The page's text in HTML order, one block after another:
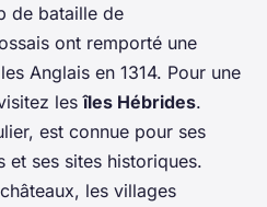
de bataille de
ont remporté une
Anglais en 1314. Pour une
lesîles Hébrides.
est connue pour ses
et ses sites historiques.
les villages